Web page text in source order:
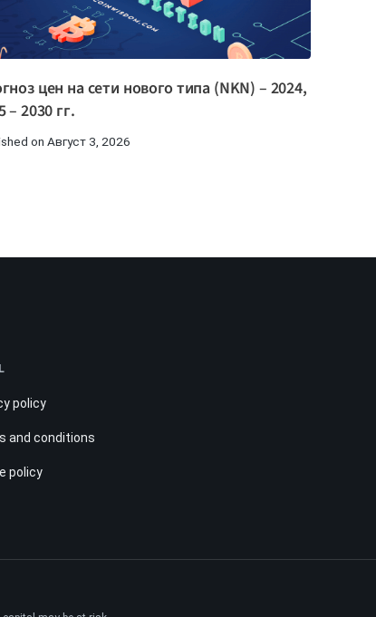
цен на сети нового типа (NKN) – 2024,
– 2030 гг.
on Август 3, 2026
policy
and conditions
policy